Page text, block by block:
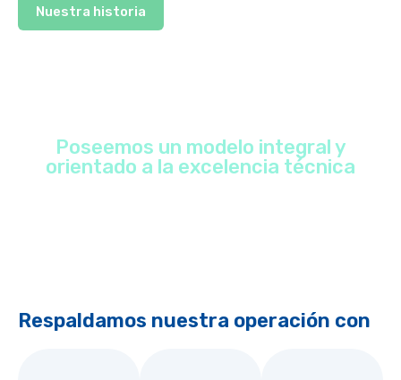
Nuestra historia
Poseemos un modelo integral y
orientado a la excelencia técnica
Respaldamos nuestra operación con